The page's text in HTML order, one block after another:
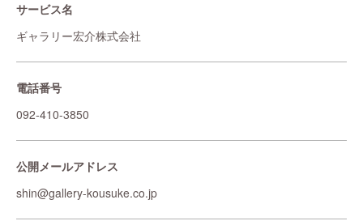
サービス名
ギャラリー宏介株式会社
電話番号
092-410-3850
公開メールアドレス
shin@gallery-kousuke.co.jp